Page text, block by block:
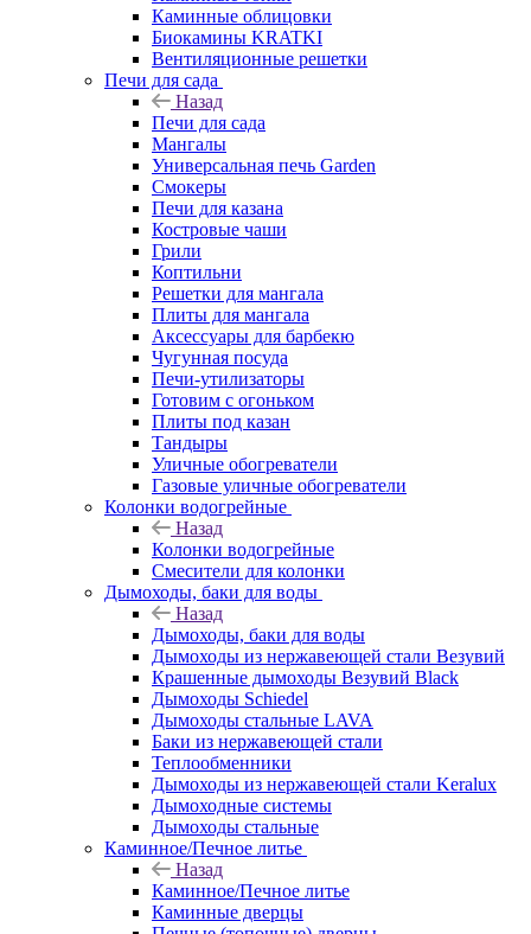
Каминные облицовки
Биокамины KRATKI
Вентиляционные решетки
Печи для сада
Назад
Печи для сада
Мангалы
Универсальная печь Garden
Смокеры
Печи для казана
Костровые чаши
Грили
Коптильни
Решетки для мангала
Плиты для мангала
Аксессуары для барбекю
Чугунная посуда
Печи-утилизаторы
Готовим с огоньком
Плиты под казан
Тандыры
Уличные обогреватели
Газовые уличные обогреватели
Колонки водогрейные
Назад
Колонки водогрейные
Смесители для колонки
Дымоходы, баки для воды
Назад
Дымоходы, баки для воды
Дымоходы из нержавеющей стали Везувий
Крашенные дымоходы Везувий Black
Дымоходы Schiedel
Дымоходы стальные LAVA
Баки из нержавеющей стали
Теплообменники
Дымоходы из нержавеющей стали Keralux
Дымоходные системы
Дымоходы стальные
Каминное/Печное литье
Назад
Каминное/Печное литье
Каминные дверцы